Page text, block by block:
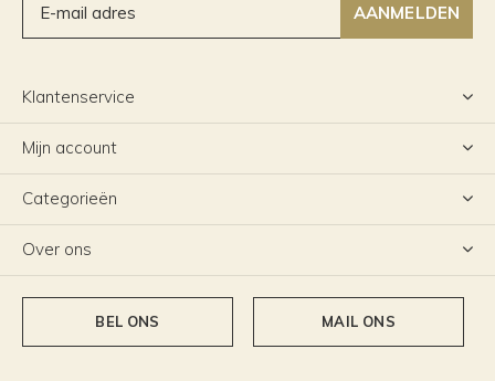
AANMELDEN
Klantenservice
Mijn account
Categorieën
Over ons
BEL ONS MAIL ONS